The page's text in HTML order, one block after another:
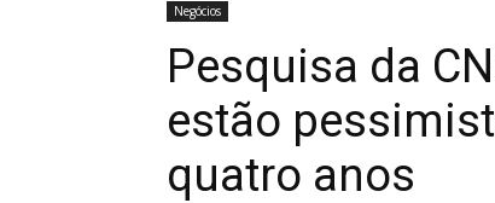
Negócios
Pesquisa da
estão
quatro anos